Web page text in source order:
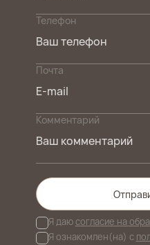
Телефон
Почта
Комментарий
Я даюсогласие на
Я ознакомлен(на) с